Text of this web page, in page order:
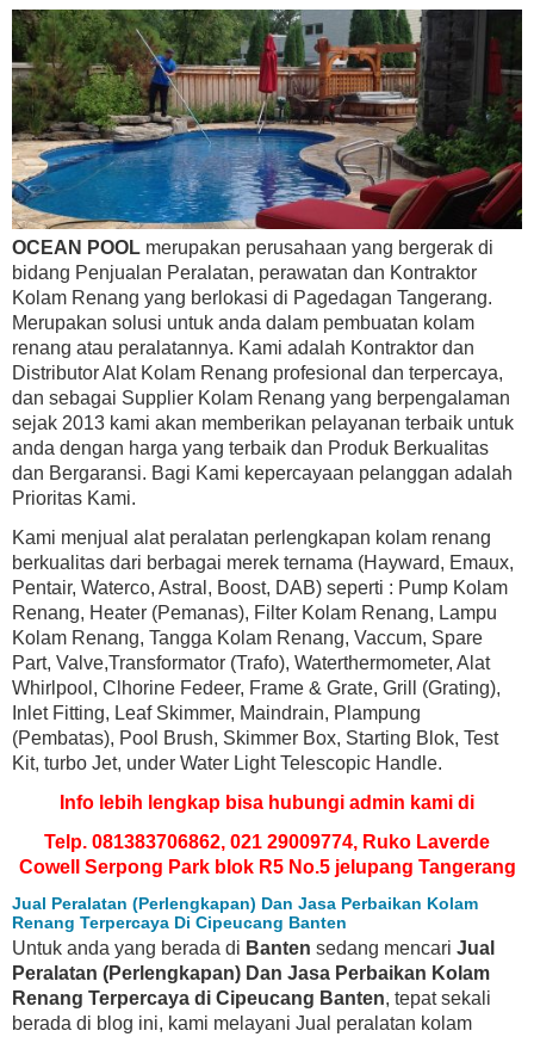
OCEAN POOL merupakan perusahaan yang bergerak di
bidang Penjualan Peralatan, perawatan dan Kontraktor
Kolam Renang yang berlokasi di Pagedagan Tangerang.
Merupakan solusi untuk anda dalam pembuatan kolam
renang atau peralatannya. Kami adalah Kontraktor dan
Distributor Alat Kolam Renang profesional dan terpercaya,
dan sebagai Supplier Kolam Renang yang berpengalaman
sejak 2013 kami akan memberikan pelayanan terbaik untuk
anda dengan harga yang terbaik dan Produk Berkualitas
dan Bergaransi. Bagi Kami kepercayaan pelanggan adalah
Prioritas Kami.
Kami menjual alat peralatan perlengkapan kolam renang
berkualitas dari berbagai merek ternama (Hayward, Emaux,
Pentair, Waterco, Astral, Boost, DAB) seperti : Pump Kolam
Renang, Heater (Pemanas), Filter Kolam Renang, Lampu
Kolam Renang, Tangga Kolam Renang, Vaccum, Spare
Part, Valve,Transformator (Trafo), Waterthermometer, Alat
Whirlpool, Clhorine Fedeer, Frame & Grate, Grill (Grating),
Inlet Fitting, Leaf Skimmer, Maindrain, Plampung
(Pembatas), Pool Brush, Skimmer Box, Starting Blok, Test
Kit, turbo Jet, under Water Light Telescopic Handle.
Info lebih lengkap bisa hubungi admin kami di
Telp. 081383706862, 021 29009774, Ruko Laverde
Cowell Serpong Park blok R5 No.5 jelupang Tangerang
Jual Peralatan (Perlengkapan) Dan Jasa Perbaikan Kolam
Renang Terpercaya Di Cipeucang Banten
Untuk anda yang berada di Banten sedang mencari Jual
Peralatan (Perlengkapan) Dan Jasa Perbaikan Kolam
Renang Terpercaya di Cipeucang Banten, tepat sekali
berada di blog ini, kami melayani Jual peralatan kolam